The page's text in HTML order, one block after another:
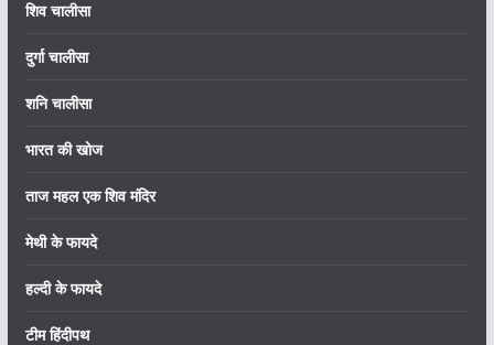
शिव चालीसा
दुर्गा चालीसा
शनि चालीसा
भारत की खोज
ताज महल एक शिव मंदिर
मेथी के फायदे
हल्दी के फायदे
टीम हिंदीपथ